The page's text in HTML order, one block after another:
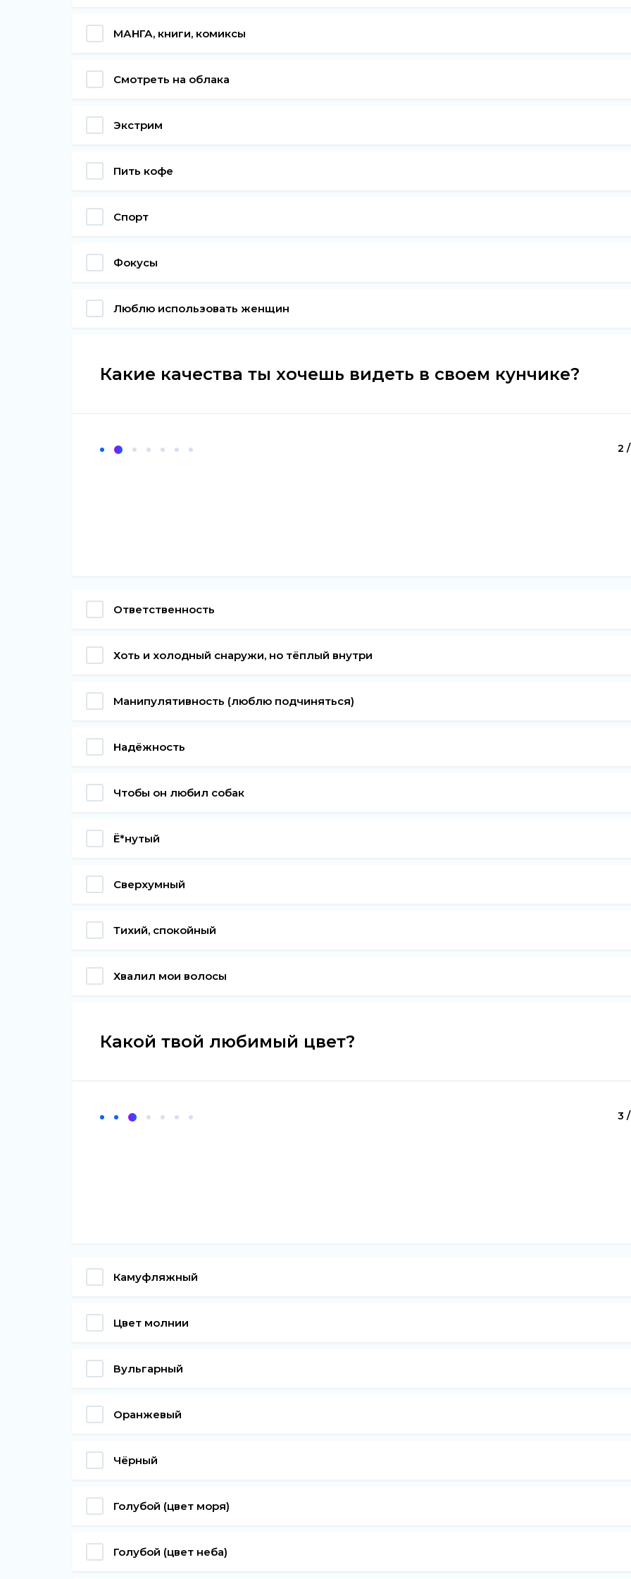
МАНГА, книги, комиксы
Смотреть на облака
Экстрим
Пить кофе
Спорт
Фокусы
Люблю использовать женщин
Какие качества ты хочешь видеть в своем кунчике?
2
Ответственность
Хоть и холодный снаружи, но тёплый внутри
Манипулятивность (люблю подчиняться)
Надёжность
Чтобы он любил собак
Ё*нутый
Сверхумный
Тихий, спокойный
Хвалил мои волосы
Какой твой любимый цвет?
3
Камуфляжный
Цвет молнии
Вульгарный
Оранжевый
Чёрный
Голубой (цвет моря)
Голубой (цвет неба)